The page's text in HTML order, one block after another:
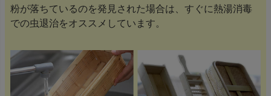
粉が落ちているのを発見された場合は、すぐに熱湯消毒
での虫退治をオススメしています。